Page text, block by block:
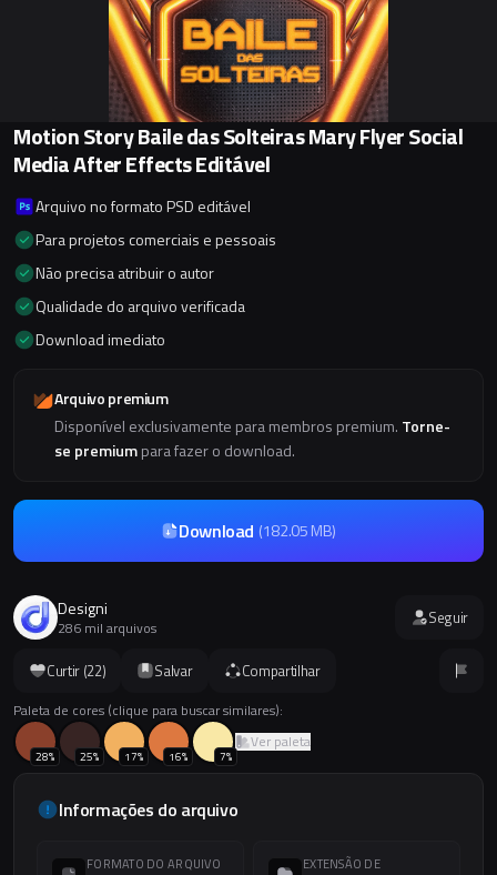
Curtir (22) Salvar Compartilhar
Paleta de cores (clique para buscar similares):
28% 25% 17% 16% 7%
Ver paleta
Informações do arquivo
FORMATO DO ARQUIVO
EXTENSÃO DE
Motion Story Baile das Solteiras Mary Flyer Social
Media After Effects Editável
Arquivo no formato PSD editável
Para projetos comerciais e pessoais
Não precisa atribuir o autor
Qualidade do arquivo verificada
Download imediato
Arquivo premium
Disponível exclusivamente para membros premium. Torne-
se premiumpara fazer o download.
Download (182.05 MB)
Designi
286 mil arquivos Seguir